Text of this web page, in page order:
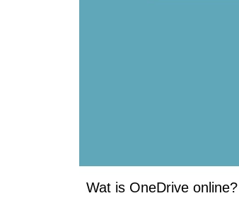
Wat is OneDrive online?